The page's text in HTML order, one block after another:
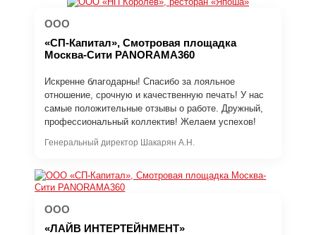
ООО
«СП-Капитал», Смотровая площадка
Москва-Сити PANORAMA360
Искренне благодарны! Спасибо за лояльное
отношение, срочную и качественную печать! У нас
самые положительные отзывы о работе. Дружный,
профессиональный коллектив! Желаем успехов!
Генеральный директор Шакарян А.Н.
ООО
«ЛАЙВ ИНТЕРТЕЙНМЕНТ»